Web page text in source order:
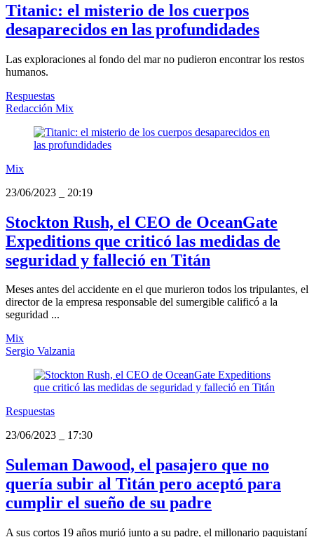
Titanic: el misterio de los cuerpos
desaparecidos en las profundidades
Las exploraciones al fondo del mar no pudieron encontrar los restos
humanos.
Respuestas
Redacción Mix
Mix
23/06/2023
20:19
Stockton Rush, el CEO de OceanGate
Expeditions que criticó las medidas de
seguridad y falleció en Titán
Meses antes del accidente en el que murieron todos los tripulantes, el
director de la empresa responsable del sumergible calificó a la
seguridad ...
Mix
Sergio Valzania
Respuestas
23/06/2023
17:30
Suleman Dawood, el pasajero que no
quería subir al Titán pero aceptó para
cumplir el sueño de su padre
A sus cortos 19 años murió junto a su padre, el millonario paquistaní